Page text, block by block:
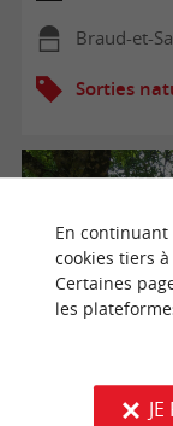
Braud-et-
Sorties
Balade en
En
cookies tiers
Certaines
les